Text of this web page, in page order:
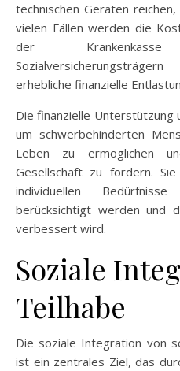
technischen Geräten
vielen Fällen werden die
der
erhebliche finanzielle
Die finanzielle Unterstützung
um schwerbehinderten
Leben zu ermöglichen
Gesellschaft zu fördern.
individuellen
berücksichtigt werden und
verbessert wird.
Soziale
Teilhabe
Die soziale Integration von
ist ein zentrales Ziel, das